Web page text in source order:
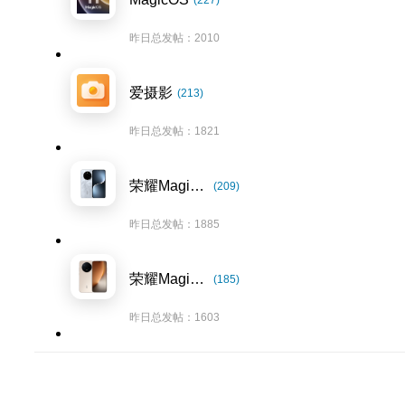
昨日总发帖：2010
爱摄影 (213)
昨日总发帖：1821
荣耀Magic7系列 (209)
昨日总发帖：1885
荣耀Magic8系列 (185)
昨日总发帖：1603